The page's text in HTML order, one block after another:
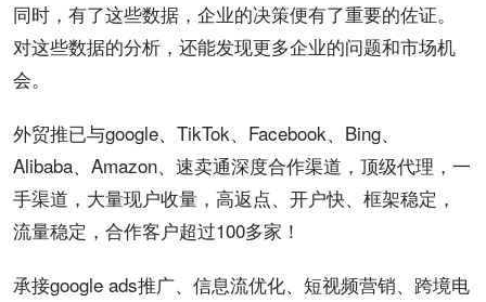
同时，有了这些数据，企业的决策便有了重要的佐证。
对这些数据的分析，还能发现更多企业的问题和市场机
会。
外贸推已与google、 TikTok、 Facebook、Bing、
Alibaba、Amazon、速卖通深度合作渠道，顶级代理，一
手渠道，大量现户收量， 高返点、 开户快、框架稳定，
流量稳定，合作客户超过100多家！
承接google ads推广、 信息流优化、短视频营销、 跨境电